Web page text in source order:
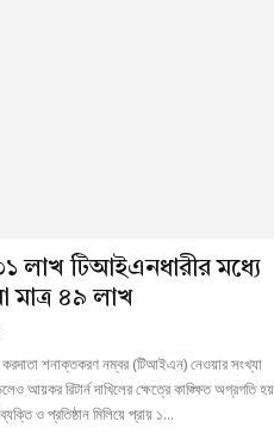
লাখ টিআইএনধারীর মধ্যে
মাত্র ৪৯ লাখ
করদাতা শনাক্তকরণ নম্বর (টিআইএন) নেওয়ার সংখ্যা
আয়কর রিটার্ন দাখিলের ক্ষেত্রে কাঙ্ক্ষিত অগ্রগতি
ও প্রতিষ্ঠান মিলিয়ে প্রায় ১...